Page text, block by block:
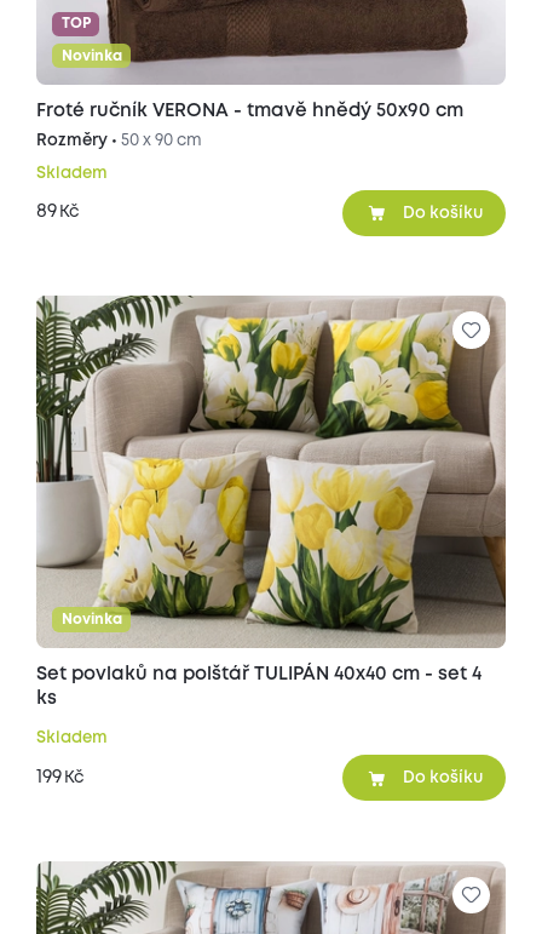
TOP
Novinka
Froté ručník VERONA - tmavě hnědý 50x90 cm
Rozměry • 50 x 90 cm
Skladem
89 Kč Do košíku
Novinka
Set povlaků na polštář TULIPÁN 40x40 cm - set 4
ks
Skladem
199 Kč Do košíku